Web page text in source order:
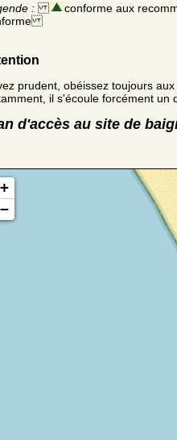
: conforme aux
prudent, obéissez toujours
il s'écoule forcément un
d'accès au site de
+
−